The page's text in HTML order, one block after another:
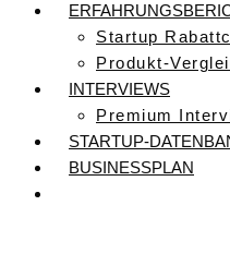
Startup
Produkt-
INTERVIEWS
Premium
STARTUP-
BUSINESSPLAN